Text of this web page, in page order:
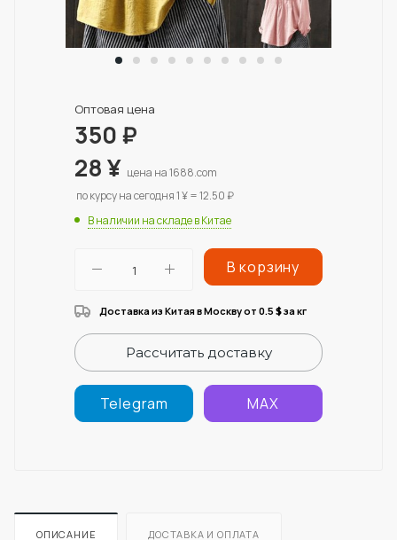
Оптовая цена
350₽
28¥ цена на 1688.com
по курсу на сегодня 1 ¥ = 12.50 ₽
В наличии на складе в Китае
В корзину
Доставка из Китая в Москву от 0.5 $за кг
Рассчитать доставку
Telegram MAX
ОПИСАНИЕ ДОСТАВКА И ОПЛАТА